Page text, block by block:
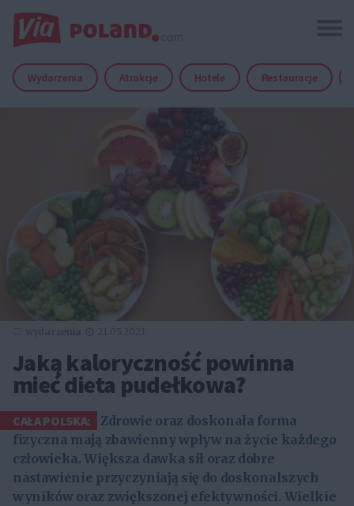
Wydarzenia Atrakcje Hotele Restauracje
Jaką kaloryczność powinna
mieć dieta pudełkowa?
CAŁA POLSKA:
Zdrowie oraz doskonała forma
fizyczna mają zbawienny wpływ na życie każdego
człowieka. Większa dawka sił oraz dobre
nastawienie przyczyniają się do doskonalszych
wyników oraz zwiększonej efektywności. Wielkie